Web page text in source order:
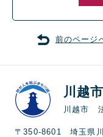
前のページ
川越
川越市
〒350-8601 埼玉県